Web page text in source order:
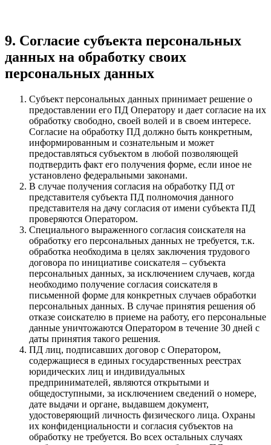
9. Согласие субъекта персональных
данных на обработку своих
персональных данных
Субъект персональных данных принимает решение о
предоставлении его ПД Оператору и дает согласие на их
обработку свободно, своей волей и в своем интересе.
Согласие на обработку ПД должно быть конкретным,
информированным и сознательным и может
предоставляться субъектом в любой позволяющей
подтвердить факт его получения форме, если иное не
установлено федеральными законами.
В случае получения согласия на обработку ПД от
представителя субъекта ПД полномочия данного
представителя на дачу согласия от имени субъекта ПД
проверяются Оператором.
Специального выраженного согласия соискателя на
обработку его персональных данных не требуется, т.к.
обработка необходима в целях заключения трудового
договора по инициативе соискателя – субъекта
персональных данных, за исключением случаев, когда
необходимо получение согласия соискателя в
письменной форме для конкретных случаев обработки
персональных данных. В случае принятия решения об
отказе соискателю в приеме на работу, его персональные
данные уничтожаются Оператором в течение 30 дней с
даты принятия такого решения.
ПД лиц, подписавших договор с Оператором,
содержащиеся в единых государственных реестрах
юридических лиц и индивидуальных
предпринимателей, являются открытыми и
общедоступными, за исключением сведений о номере,
дате выдачи и органе, выдавшем документ,
удостоверяющий личность физического лица. Охраны
их конфиденциальности и согласия субъектов на
обработку не требуется. Во всех остальных случаях